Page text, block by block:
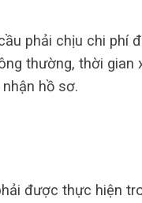
phải chịu chi phí
thường, thời gian
hồ sơ.
được thực hiện